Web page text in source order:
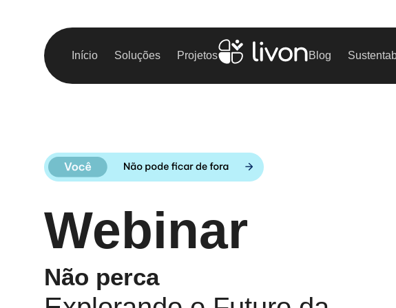
Início Soluções Projetos Blog
Webinar
Não perca